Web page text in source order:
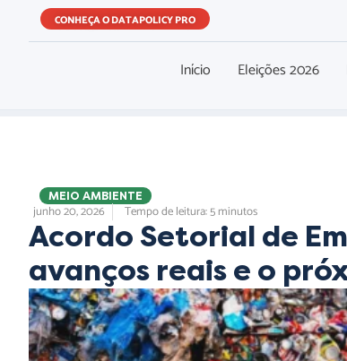
CONHEÇA O DATAPOLICY PRO
Início Eleições 2026
MEIO AMBIENTE
junho 20, 2026 Tempo de leitura: 5 minutos
Acordo Setorial de
avanços reais e o